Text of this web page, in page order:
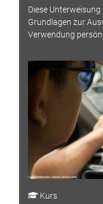
Diese
Grundlagen zur
Verwendung
Kurs